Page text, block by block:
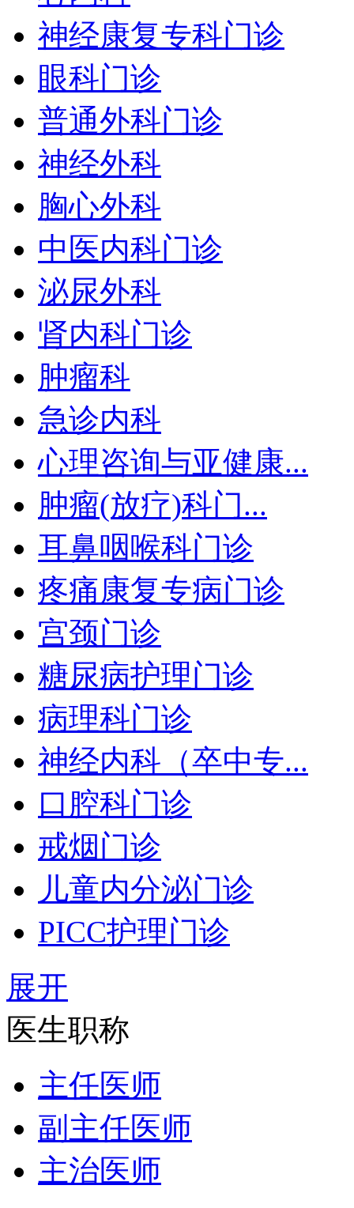
神经康复专科门诊
眼科门诊
普通外科门诊
神经外科
胸心外科
中医内科门诊
泌尿外科
肾内科门诊
肿瘤科
急诊内科
心理咨询与亚健康...
肿瘤(放疗)科门...
耳鼻咽喉科门诊
疼痛康复专病门诊
宫颈门诊
糖尿病护理门诊
病理科门诊
神经内科（卒中专...
口腔科门诊
戒烟门诊
儿童内分泌门诊
PICC护理门诊
展开
医生职称
主任医师
副主任医师
主治医师